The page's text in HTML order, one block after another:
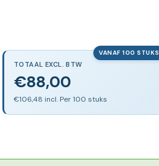
VANAF 100 STUKS
TOTAAL EXCL. BTW
€88,00
€106,48 incl. Per 100 stuks